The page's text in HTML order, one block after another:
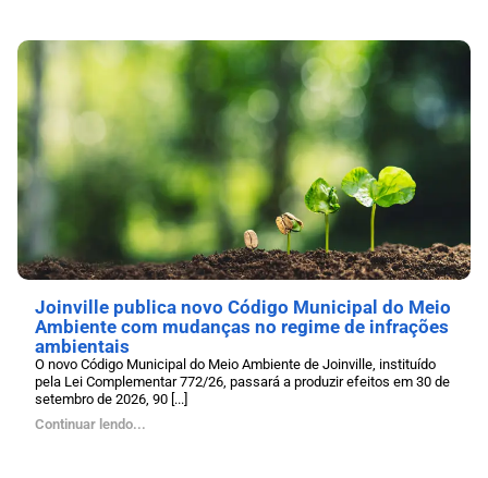
Joinville publica novo Código Municipal do Meio
Ambiente com mudanças no regime de infrações
ambientais
O novo Código Municipal do Meio Ambiente de Joinville, instituído
pela Lei Complementar 772/26, passará a produzir efeitos em 30 de
setembro de 2026, 90 [...]
Continuar lendo...